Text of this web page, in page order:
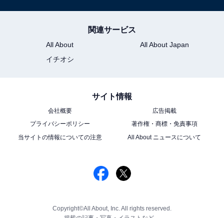
関連サービス
All About
All About Japan
イチオシ
サイト情報
会社概要
広告掲載
プライバシーポリシー
著作権・商標・免責事項
当サイトの情報についての注意
All About ニュースについて
Copyright©All About, Inc. All rights reserved.